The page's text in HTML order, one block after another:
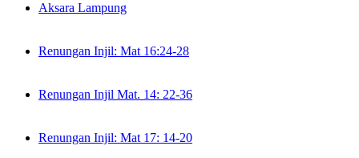
Aksara Lampung
Renungan Injil: Mat 16:24-28
Renungan Injil Mat. 14: 22-36
Renungan Injil: Mat 17: 14-20